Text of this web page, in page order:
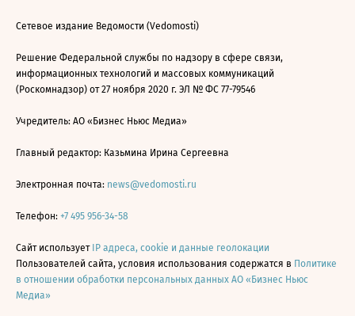
Сетевое издание Ведомости (Vedomosti)
Решение Федеральной службы по надзору в сфере связи,
информационных технологий и массовых коммуникаций
(Роскомнадзор) от 27 ноября 2020 г. ЭЛ № ФС 77-79546
Учредитель: АО «Бизнес Ньюс Медиа»
Главный редактор: Казьмина Ирина Сергеевна
Электронная почта: news@vedomosti.ru
Телефон: +7 495 956-34-58
Сайт использует IP адреса, cookie и данные геолокации
Пользователей сайта, условия использования содержатся в Политике
в отношении обработки персональных данных АО «Бизнес Ньюс
Медиа»